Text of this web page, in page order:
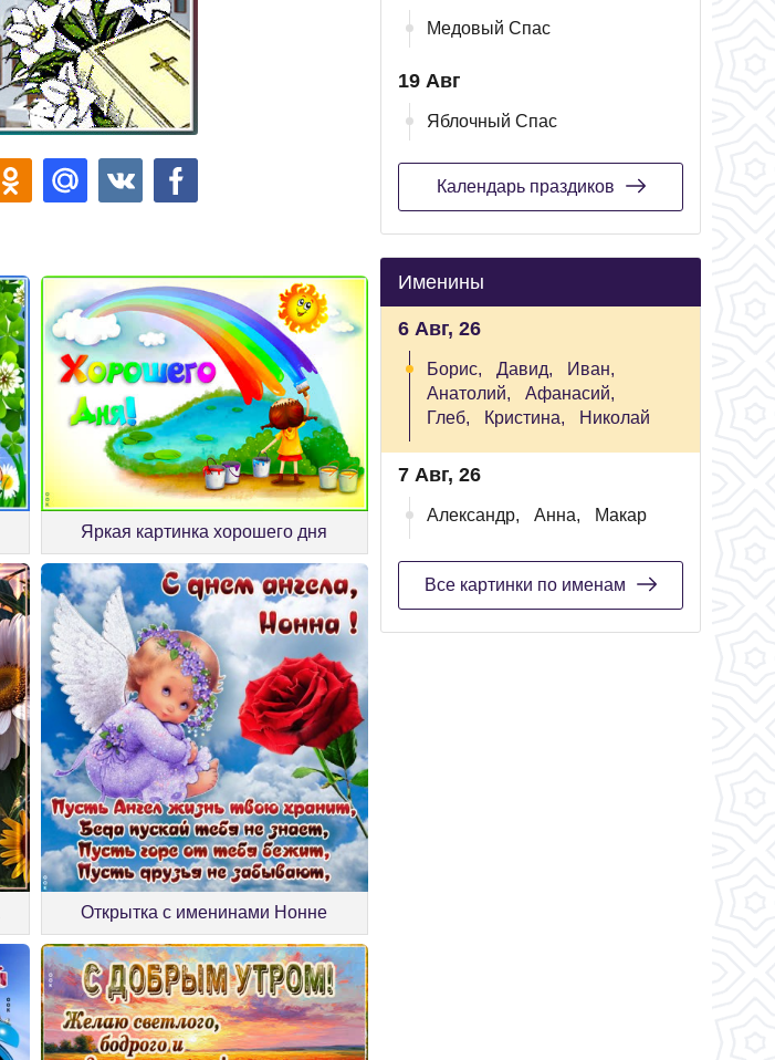
Яркая картинка хорошего дня
Открытка с именинами Нонне
Медовый Спас
19 Авг
Яблочный Спас
Календарь праздиков
Именины
6 Авг, 26
Борис, Давид,
Иван,
Анатолий,
Афанасий,
Глеб,
Кристина, Николай
7 Авг, 26
Александр, Анна, Макар
Все картинки по именам